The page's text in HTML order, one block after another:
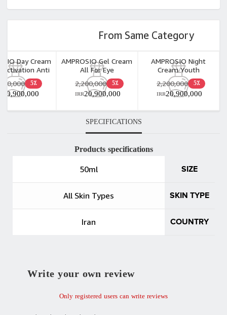
From Same Category
Day Cream
Activation Anti
Spf 30
50ml
5٪
20,900,000
AMPROSIO Gel Cream
All For Eye
Lifting&Firming Anti
Wrinkle 15ml
5٪ 2,200,000
20,900,000
IRR
AMPROSIO Night
Cream Youth
Activation Intense
Treatment Anti Aging
50ml
5٪ 2,200,000
20,900,000
IRR
SPECIFICATIONS
Products specifications
SIZE
50ml
SKIN TYPE
All Skin Types
COUNTRY
Iran
Write your own review
Only registered users can write reviews